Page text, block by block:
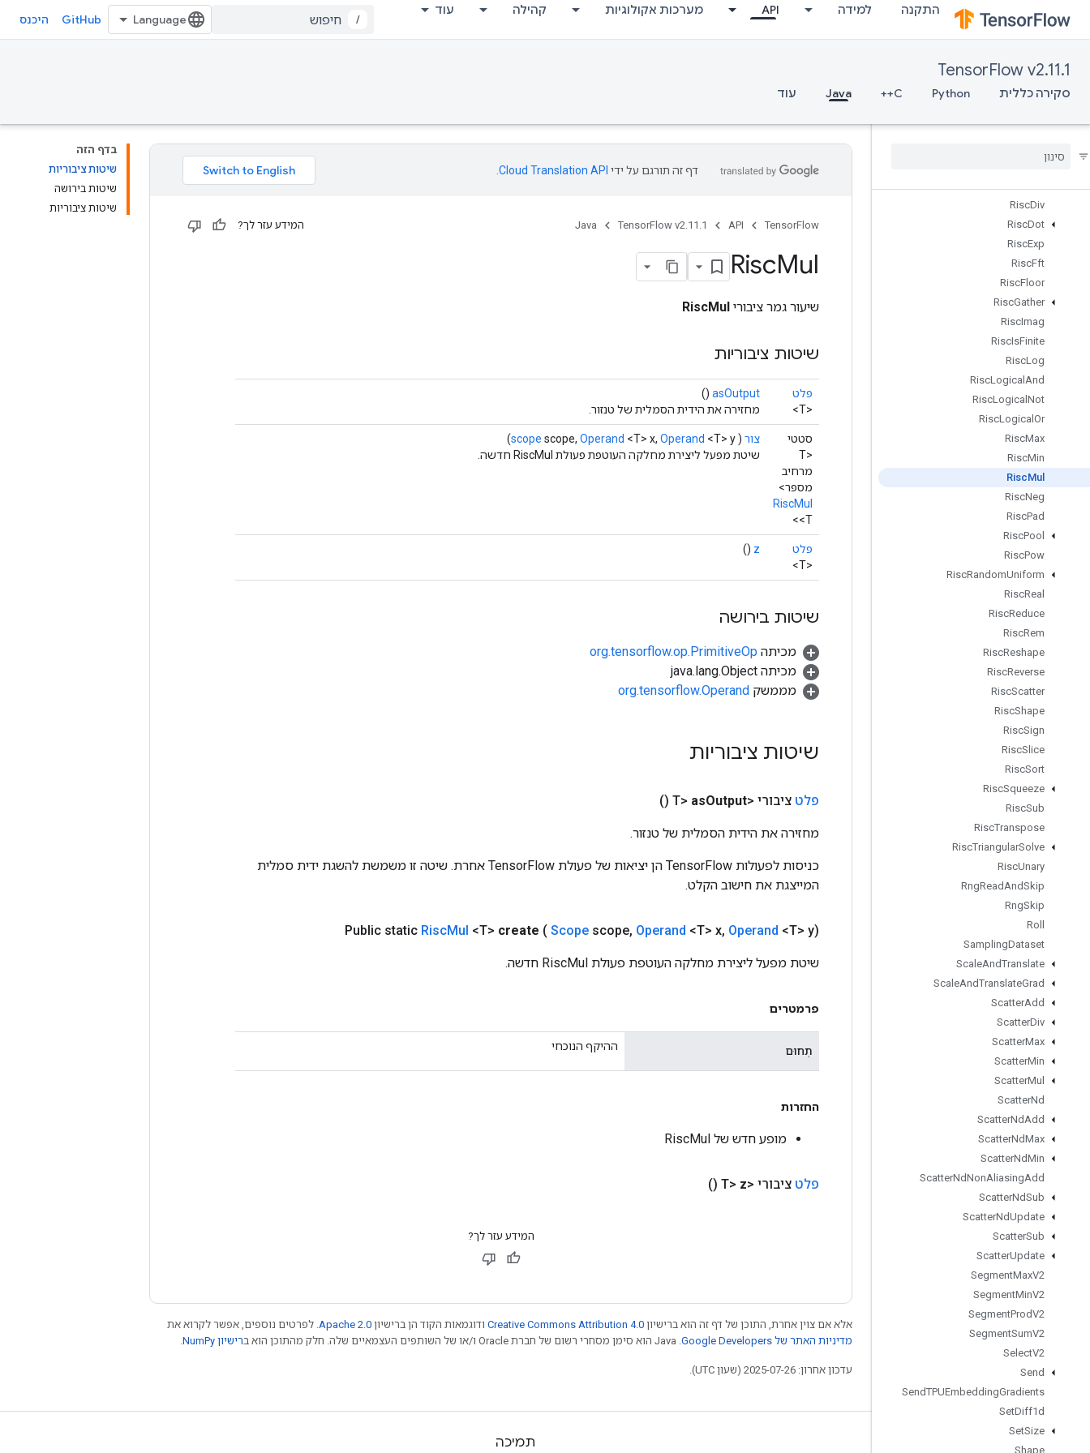
התקנה למידה API מערכות אקולוגיות קהילה עוד
/
GitHub היכנס
TensorFlow v2.11.1
סקירה כללית Python
C++
Java עוד
RiscBinaryArithmetic
RiscBinaryComparison
RiscBroadcast
RiscCast
RiscCholesky
RiscDiv
RiscDot
RiscExp
RiscFft
RiscFloor
RiscGather
RiscImag
RiscIsFinite
RiscLog
RiscLogical And
RiscLogical Not
RiscLogical Or
RiscMax
RiscMin
RiscMul
RiscNeg
RiscPad
RiscPool
RiscPow
RiscRandomUniform
RiscReal
RiscReduce
RiscRem
RiscReshape
RiscReverse
RiscScatter
RiscShape
RiscSign
RiscSlice
RiscSort
RiscSqueeze
RiscSub
RiscTranspose
RiscTriangularSolve
RiscUnary
RngReadAndSkip
RngSkip
Roll
SamplingDataset
ScaleAndTranslate
ScaleAndTranslateGrad
ScatterAdd
ScatterDiv
ScatterMax
ScatterMin
ScatterMul
ScatterNd
ScatterNdAdd
ScatterNdMax
ScatterNdMin
ScatterNdNonAliasingAdd
ScatterNdSub
ScatterNdUpdate
ScatterSub
ScatterUpdate
SegmentMaxV2
SegmentMinV2
SegmentProdV2
SegmentSumV2
SelectV2
Send
SendTPUEmbeddingGradients
SetDiff1d
SetSize
Shape
בדף הזה
שיטות ציבוריות
שיטות בירושה
שיטות ציבוריות
דף זה תורגם על ידי Cloud Translation API
TensorFlow
API
TensorFlow v2.11.1
Java המידע עזר לך?
RiscMul
שיעור גמר ציבורי RiscMul
שיטות ציבוריות
פלט
<T>
asOutput
()
מחזירה את הידית הסמלית של טנזור.
סטטי
<T
מרחיב
מספר>
RiscMul
<T>
צור (
scope scope, Operand <T> x, Operand <T> y)
שיטת מפעל ליצירת מחלקה העוטפת פעולת RiscMul חדשה.
פלט
<T>
z
()
שיטות בירושה
מכיתה org.tensorflow.op.PrimitiveOp
מכיתה java.lang.Object
מממשק org.tensorflow.Operand
שיטות ציבוריות
פלט ציבורי <T> asOutput
()
מחזירה את הידית הסמלית של טנזור.
כניסות לפעולות TensorFlow הן יציאות של פעולת TensorFlow אחרת. שיטה זו משמשת להשגת ידית סמלית
המייצגת את חישוב הקלט.
Public static RiscMul <T> create ( Scope scope, Operand <T> x, Operand <T> y)
שיטת מפעל ליצירת מחלקה העוטפת פעולת RiscMul חדשה.
פרמטרים
תְחוּם ההיקף הנוכחי
החזרות
מופע חדש של RiscMul
פלט ציבורי <T>z
()
המידע עזר לך?
אלא אם צוין אחרת, התוכן של דף זה הוא ברישיון Creative Commons Attribution 4.0 ודוגמאות הקוד הן ברישיון Apache 2.0 . לפרטים נוספים, אפשר לקרוא את
מדיניות האתר של Google Developers‏
רישיון NumPy‏
עדכון אחרון: 2025-07-26 (שעון UTC).
לא להתנתק תמיכה